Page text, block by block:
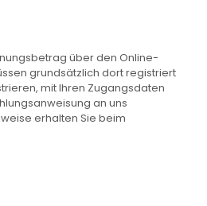
über den Online-
grundsätzlich dort registriert
mit Ihren Zugangsdaten
an uns
erhalten Sie beim